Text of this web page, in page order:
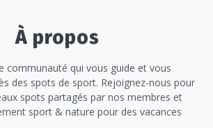
À propos
communauté qui vous guide et vous
des spots de sport. Rejoignez-nous pour
spots partagés par nos membres et
sport & nature pour des vacances